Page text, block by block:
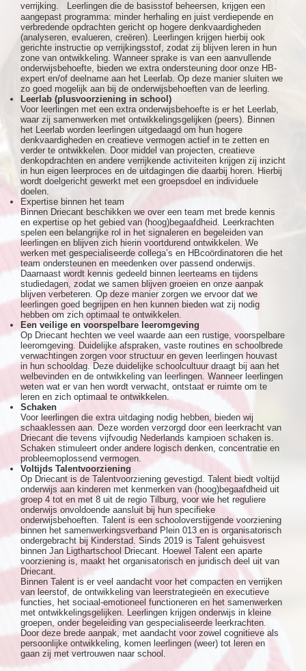
verrijking. Leerlingen die de basisstof beheersen, krijgen een
aangepast programma: minder herhaling en juist verdiepende en
verbredende opdrachten gericht op hogere denkvaardigheden
(analyseren, evalueren, creëren). Leerlingen krijgen hierbij ook
gerichte instructie op verrijkingsstof, zodat zij blijven leren in hun
zone van ontwikkeling. Wanneer sprake is van een aanvullende
onderwijsbehoefte, bieden we extra ondersteuning door onze HB-
expert en/of deelname aan het Leerlab. Op deze manier sluiten we
zo goed mogelijk aan bij de onderwijsbehoeften van de leerling.
Leerlab (plusvoorziening in school)
Voor leerlingen met een extra onderwijsbehoefte is er het Leerlab,
waar zij samenwerken met ontwikkelingsgelijken (peers). Binnen
het Leerlab worden leerlingen uitgedaagd om hun hogere
denkvaardigheden en creatieve vermogen actief in te zetten en
verder te ontwikkelen. Door middel van projecten, creatieve
denkopdrachten en andere verrijkende activiteiten krijgen zij inzicht
in hun eigen leerproces en de uitdagingen die daarbij horen. Hierbij
wordt doelgericht gewerkt met een groepsdoel en individuele
doelen.
Expertise binnen het team
Binnen Driecant beschikken we over een team met brede kennis
en expertise op het gebied van (hoog)begaafdheid. Leerkrachten
spelen een belangrijke rol in het signaleren en begeleiden van
leerlingen en blijven zich hierin voortdurend ontwikkelen. We
werken met gespecialiseerde collega’s en HBcoördinatoren die het
team ondersteunen en meedenken over passend onderwijs.
Daarnaast wordt kennis gedeeld binnen leerteams en tijdens
studiedagen, zodat we samen blijven groeien en onze aanpak
blijven verbeteren. Op deze manier zorgen we ervoor dat we
leerlingen goed begrijpen en hen kunnen bieden wat zij nodig
hebben om zich optimaal te ontwikkelen.
Een veilige en voorspelbare leeromgeving
Op Driecant hechten we veel waarde aan een rustige, voorspelbare
leeromgeving. Duidelijke afspraken, vaste routines en schoolbrede
verwachtingen zorgen voor structuur en geven leerlingen houvast
in hun schooldag. Deze duidelijke schoolcultuur draagt bij aan het
welbevinden en de ontwikkeling van leerlingen. Wanneer leerlingen
weten wat er van hen wordt verwacht, ontstaat er ruimte om te
leren en zich optimaal te ontwikkelen.
Schaken
Voor leerlingen die extra uitdaging nodig hebben, bieden wij
schaaklessen aan. Deze worden verzorgd door een leerkracht van
Driecant die tevens vijfvoudig Nederlands kampioen schaken is.
Schaken stimuleert onder andere logisch denken, concentratie en
probleemoplossend vermogen.
Voltijds Talentvoorziening
Op Driecant is de Talentvoorziening gevestigd. Talent biedt voltijd
onderwijs aan kinderen met kenmerken van (hoog)begaafdheid uit
groep 4 tot en met 8 uit de regio Tilburg, voor wie het reguliere
onderwijs onvoldoende aansluit bij hun specifieke
onderwijsbehoeften. Talent is een schooloverstijgende voorziening
binnen het samenwerkingsverband Plein 013 en is organisatorisch
ondergebracht bij Kinderstad. Sinds 2019 is Talent gehuisvest
binnen Jan Ligthartschool Driecant. Hoewel Talent een aparte
voorziening is, maakt het organisatorisch en juridisch deel uit van
Driecant.
Binnen Talent is er veel aandacht voor het compacten en verrijken
van leerstof, de ontwikkeling van leerstrategieën en executieve
functies, het sociaal-emotioneel functioneren en het samenwerken
met ontwikkelingsgelijken. Leerlingen krijgen onderwijs in kleine
groepen, onder begeleiding van gespecialiseerde leerkrachten.
Door deze brede aanpak, met aandacht voor zowel cognitieve als
persoonlijke ontwikkeling, komen leerlingen (weer) tot leren en
gaan zij met vertrouwen naar school.